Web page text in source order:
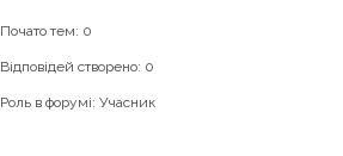
Почато тем: 0
Відповідей створено: 0
Роль в форумі: Учасник